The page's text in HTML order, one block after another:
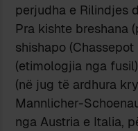
perjudha e Rilindjes
Pra kishte breshana
shishapo
(etimologjia nga
(në jug të ardhura
Mannlicher-
nga Austria e Italia,